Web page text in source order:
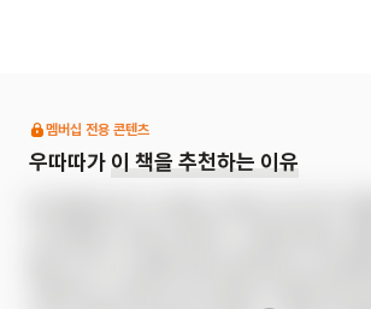
멤버십 전용 콘텐츠
우따따가 이 책을 추천하는 이유